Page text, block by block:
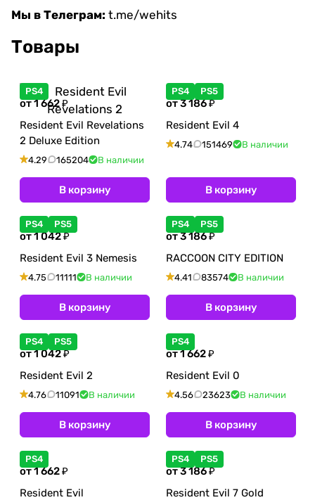
Мы в Телеграм: t.me/wehits
Товары
PS4
от 1 662 ₽
Resident Evil Revelations
2 Deluxe Edition
4.29 165204 В наличии
В корзину
PS4 PS5
от 3 186 ₽
Resident Evil 4
4.74 151469 В наличии
В корзину
PS4 PS5
от 1 042 ₽
Resident Evil 3 Nemesis
4.75 11111 В наличии
В корзину
PS4 PS5
от 3 186 ₽
RACCOON CITY EDITION
4.41 83574 В наличии
В корзину
PS4 PS5
от 1 042 ₽
Resident Evil 2
4.76 11091 В наличии
В корзину
PS4
от 1 662 ₽
Resident Evil 0
4.56 23623 В наличии
В корзину
PS4
от 1 662 ₽
Resident Evil
PS4 PS5
от 3 186 ₽
Resident Evil 7 Gold